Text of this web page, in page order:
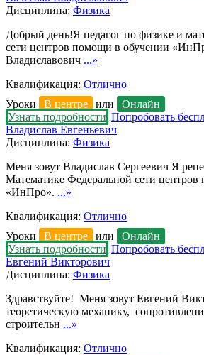
Дисциплина: Физика
Добрый день!Я педагог по физике и
сети центров помощи в обучении
Владиславович ...»
Квалификация: Отлично
Уроки
В центре или
Онлайн
Узнать подробности Попробовать
Владислав Евгеньевич
Дисциплина: Физика
Меня зовут Владислав Сергеевич Я
Математике Федеральной сети
«ИнПро». ...»
Квалификация: Отлично
Уроки
В центре или
Онлайн
Узнать подробности Попробовать
Евгений Викторович
Дисциплина: Физика
Здравствуйте! Меня зовут Евгений
теоретическую механику,
строительн ...»
Квалификация: Отлично